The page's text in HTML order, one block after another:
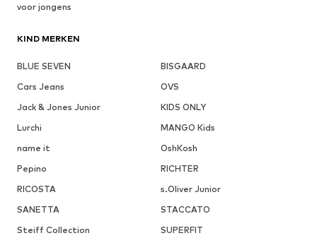
voor jongens
KIND MERKEN
BLUE SEVEN
BISGAARD
Cars Jeans
OVS
Jack & Jones Junior
KIDS ONLY
Lurchi
MANGO Kids
name it
OshKosh
Pepino
RICHTER
RICOSTA
s.Oliver Junior
SANETTA
STACCATO
Steiff Collection
SUPERFIT